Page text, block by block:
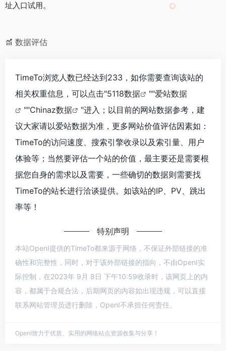
址入口试用。
数据评估
TimeTo浏览人数已经达到233，如你需要查询该站的
相关权重信息，可以点击"5118数据 ""爱站数据
""Chinaz数据
"进入；以目前的网站数据参考，建
议大家请以爱站数据为准，更多网站价值评估因素如：
TimeTo的访问速度、搜索引擎收录以及索引量、用户
体验等；当然要评估一个站的价值，最主要还是需要根
据您自身的需求以及需要，一些确切的数据则需要找
TimeTo的站长进行洽谈提供。如该站的IP、PV、跳出
率等！
特别声明
本站OpenI提供的TimeTo都来源于网络，不保证外部链接的准
确性和完整性，同时，对于该外部链接的指向，不由OpenI实
际控制，在2023年 9月 8日 下午10:59收录时，该网页上的内
容，都属于合规合法，后期网页的内容如出现违规，可以直接
联系网站管理员进行删除，OpenI不承担任何责任。
OpenI致力于优质、实用的网络站点资源收集与分享！